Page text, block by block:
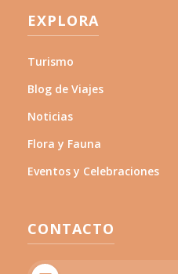
EXPLORA
Turismo
Blog de Viajes
Noticias
Flora y Fauna
Eventos y Celebraciones
CONTACTO